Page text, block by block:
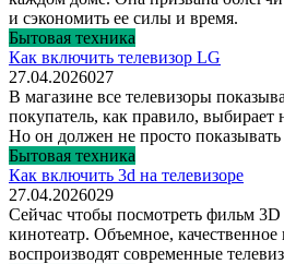
и сэкономить ее силы и время.
Бытовая техника
Как включить телевизор LG
27.04.2026027
В магазине все телевизоры
покупатель, как правило, выбирает
Но он должен не просто
Бытовая техника
Как включить 3d на телевизоре
27.04.2026029
Сейчас чтобы посмотреть фильм 3D
кинотеатр. Объемное, качественное
воспроизводят современные